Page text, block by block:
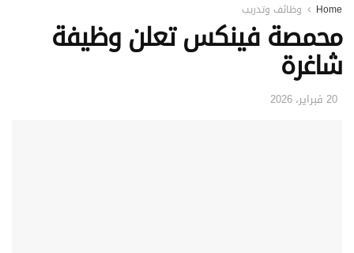
Home وظائف وتدريب
محمصة فينكس تعلن وظيفة
شاغرة
20 فبراير، 2026